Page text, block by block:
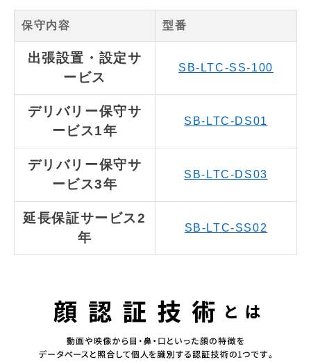
保守内容 型番
出張設置・設定サ
ービス
SB-LTC-SS-100
デリバリー保守サ
ービス1年
SB-LTC-DS01
デリバリー保守サ
ービス3年
SB-LTC-DS03
延長保証サービス2
年
SB-LTC-SS02